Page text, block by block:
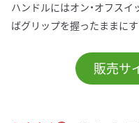
ハンドルにはオン・オフス
ばグリップを握ったままに
販売サ